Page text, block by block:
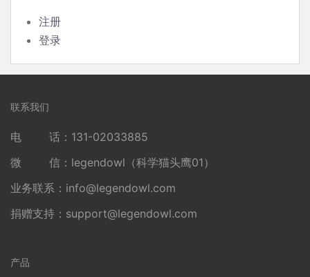
注册
登录
联系我们
电 话：131-02033885
微 信：legendowl（科学猫头鹰01）
业务联系： info@legendowl.com
捐赠支持： support@legendowl.com
产品